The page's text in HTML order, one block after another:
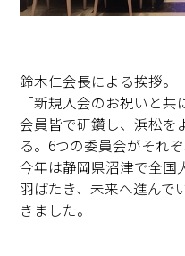
鈴木仁会長による挨拶。
「新規入会のお祝いと共
会員皆で研鑽し、浜松を
る。6つの委員会がそれ
今年は静岡県沼津で全国
羽ばたき、未来へ進んで
きました。